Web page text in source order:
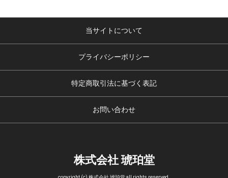
当サイトについて
プライバシーポリシー
特定商取引法に基づく表記
お問い合わせ
株式会社 琥珀堂